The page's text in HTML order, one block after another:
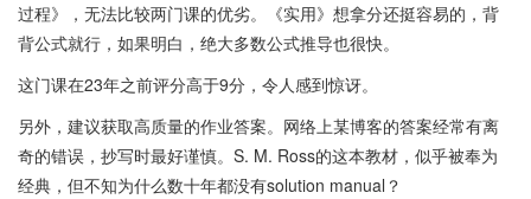
过程》，无法比较两门课的优劣。《实用》想拿分还挺容易的，背
背公式就行，如果明白，绝大多数公式推导也很快。
这门课在23年之前评分高于9分，令人感到惊讶。
另外，建议获取高质量的作业答案。网络上某博客的答案经常有离
奇的错误，抄写时最好谨慎。S. M. Ross的这本教材，似乎被奉为
经典，但不知为什么数十年都没有solution manual？